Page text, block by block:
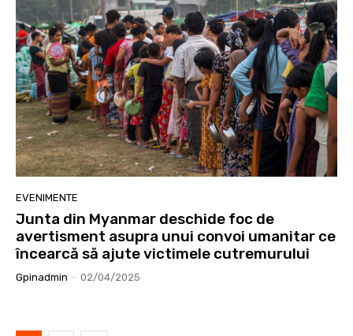
EVENIMENTE
Junta din Myanmar deschide foc de
avertisment asupra unui convoi umanitar ce
încearcă să ajute victimele cutremurului
Gpinadmin - 02/04/2025